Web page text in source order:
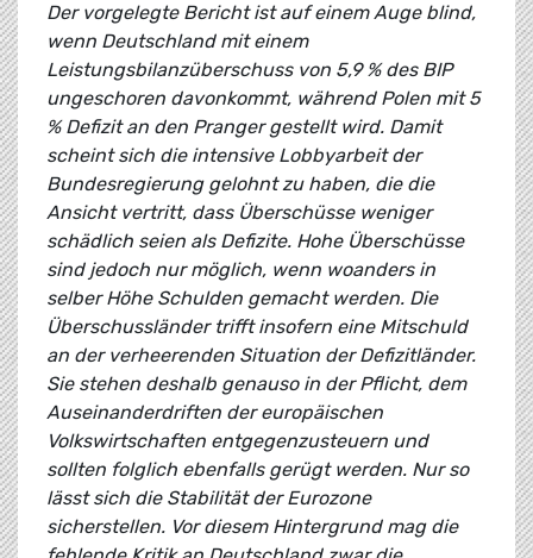
Der vorgelegte Bericht ist auf einem Auge blind,
wenn Deutschland mit einem
Leistungsbilanzüberschuss von 5,9 % des BIP
ungeschoren davonkommt, während Polen mit 5
% Defizit an den Pranger gestellt wird. Damit
scheint sich die intensive Lobbyarbeit der
Bundesregierung gelohnt zu haben, die die
Ansicht vertritt, dass Überschüsse weniger
schädlich seien als Defizite. Hohe Überschüsse
sind jedoch nur möglich, wenn woanders in
selber Höhe Schulden gemacht werden. Die
Überschussländer trifft insofern eine Mitschuld
an der verheerenden Situation der Defizitländer.
Sie stehen deshalb genauso in der Pflicht, dem
Auseinanderdriften der europäischen
Volkswirtschaften entgegenzusteuern und
sollten folglich ebenfalls gerügt werden. Nur so
lässt sich die Stabilität der Eurozone
sicherstellen. Vor diesem Hintergrund mag die